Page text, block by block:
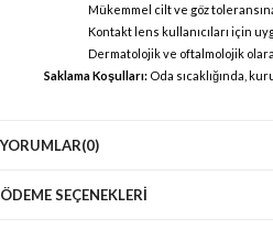
Mükemmel cilt ve göz
Kontakt lens kullanıcıları için
Dermatolojik ve oftalmolojik
Saklama Koşulları: Oda sıcaklığında,
YORUMLAR(0)
ÖDEME SEÇENEKLERI